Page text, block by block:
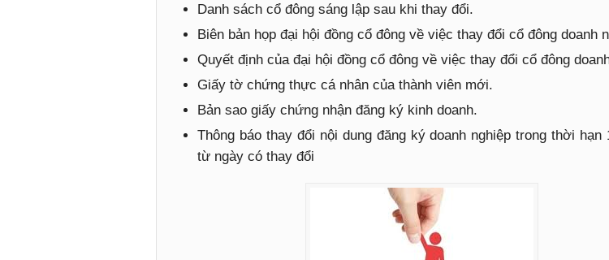
Danh sách cổ đông sáng lập sau khi thay đổi.
Biên bản họp đại hội đồng cổ đông về việc thay đổi cổ đông doanh
Quyết định của đại hội đồng cổ đông về việc thay đổi cổ đông
Giấy tờ chứng thực cá nhân của thành viên mới.
Bản sao giấy chứng nhận đăng ký kinh doanh.
Thông báo thay đổi nội dung đăng ký doanh nghiệp trong thời hạn
từ ngày có thay đổi